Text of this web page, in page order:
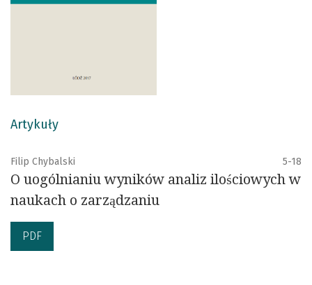
Artykuły
Filip Chybalski 5-18
O uogólnianiu wyników analiz ilościowych w
naukach o zarządzaniu
PDF